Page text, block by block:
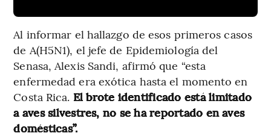
Al informar el hallazgo de esos primeros casos
de A(H5N1), el jefe de Epidemiología del
Senasa, Alexis Sandi, afirmó que “esta
enfermedad era exótica hasta el momento en
Costa Rica. El brote identificado está limitado
a aves silvestres, no se ha reportado en aves
domésticas”.